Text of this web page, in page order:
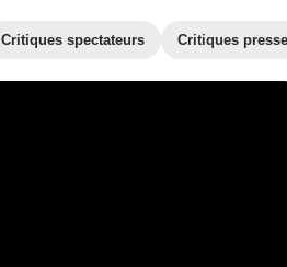
Critiques spectateurs Critiques presse